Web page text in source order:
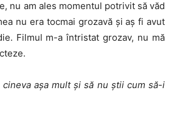
nu am ales momentul potrivit să văd
nu era tocmai grozavă şi aş fi avut
Filmul m-a întristat grozav, nu mă
cineva aşa mult şi să nu ştii cum să-i